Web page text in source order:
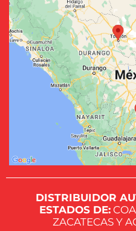
DISTRIBUIDOR
ESTADOS DE:
ZACATECAS Y